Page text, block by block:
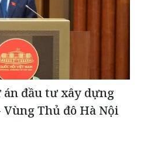
đầu tư xây dựng
Thủ đô Hà Nội